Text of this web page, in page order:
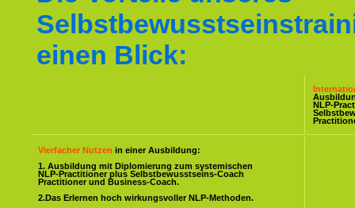
einen Blick:
NLP-
Vierfacher Nutzen in einer Ausbildung:
1. Ausbildung mit Diplomierung zum systemischen
NLP-Practitioner plus Selbstbewusstseins-Coach
Practitioner und Business-Coach.
2.Das Erlernen hoch wirkungsvoller NLP-Methoden.